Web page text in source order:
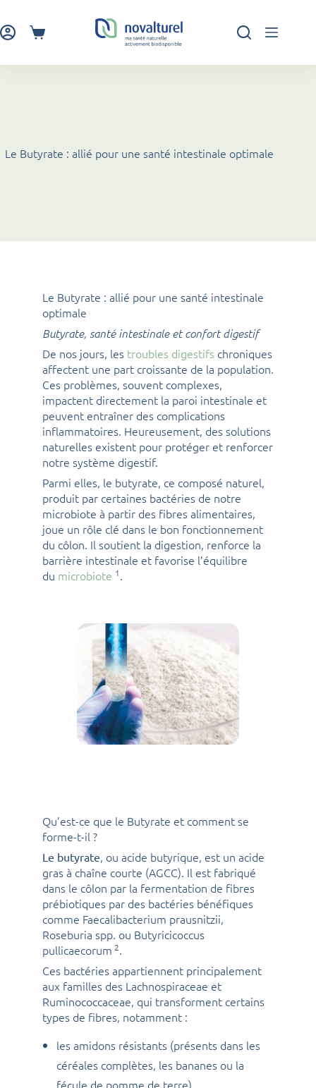
au
contenuPanier
Le Butyrate : allié pour une santé intestinale optimale
Le Butyrate : allié pour une santé intestinale
optimale
Butyrate, santé intestinale et confort digestif
De nos jours, les troubles digestifs chroniques
affectent une part croissante de la population.
Ces problèmes, souvent complexes,
impactent directement la paroi intestinale et
peuvent entraîner des complications
inflammatoires. Heureusement, des solutions
naturelles existent pour protéger et renforcer
notre système digestif.
Parmi elles, le butyrate, ce composé naturel,
produit par certaines bactéries de notre
microbiote à partir des fibres alimentaires,
joue un rôle clé dans le bon fonctionnement
du côlon. Il soutient la digestion, renforce la
barrière intestinale et favorise l’équilibre
du microbiote 1.
Qu’est-ce que le Butyrate et comment se
forme-t-il ?
Le butyrate, ou acide butyrique, est un acide
gras à chaîne courte (AGCC). Il est fabriqué
dans le côlon par la fermentation de fibres
prébiotiques par des bactéries bénéfiques
comme Faecalibacterium prausnitzii,
Roseburia spp. ou Butyricicoccus
pullicaecorum 2.
Ces bactéries appartiennent principalement
aux familles des Lachnospiraceae et
Ruminococcaceae, qui transforment certains
types de fibres, notamment :
les amidons résistants (présents dans les
céréales complètes, les bananes ou la
fécule de pomme de terre)